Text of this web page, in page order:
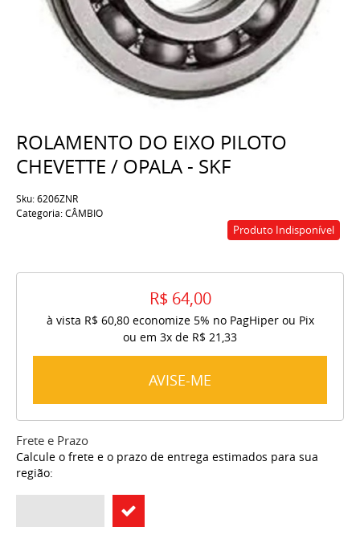
ROLAMENTO DO EIXO PILOTO
CHEVETTE / OPALA - SKF
Sku:6206ZNR
Categoria:CÂMBIO
Produto Indisponível
R$ 64,00
à vista R$ 60,80economize 5% no PagHiper ou Pix
ou em 3x de R$ 21,33
AVISE-ME
Frete e Prazo
Calcule o frete e o prazo de entrega estimados para sua
região: